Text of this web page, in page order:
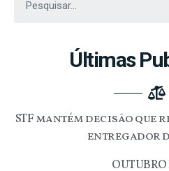
Últimas
STF mantém decisão
entregador
OUTUBRO